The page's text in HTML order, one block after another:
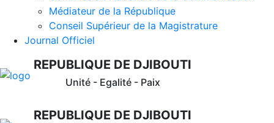
Médiateur de la République
Conseil Supérieur de la Magistrature
Journal Officiel
REPUBLIQUE DE DJIBOUTI
Unité - Egalité - Paix
REPUBLIQUE DE DJIBOUTI